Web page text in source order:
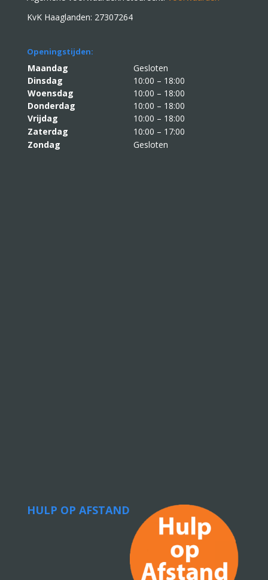
KvK Haaglanden: 27307264
Openingstijden:
Maandag
Gesloten
Dinsdag
10:00 – 18:00
Woensdag
10:00 – 18:00
Donderdag
10:00 – 18:00
Vrijdag
10:00 – 18:00
Zaterdag
10:00 – 17:00
Zondag
Gesloten
HULP OP AFSTAND